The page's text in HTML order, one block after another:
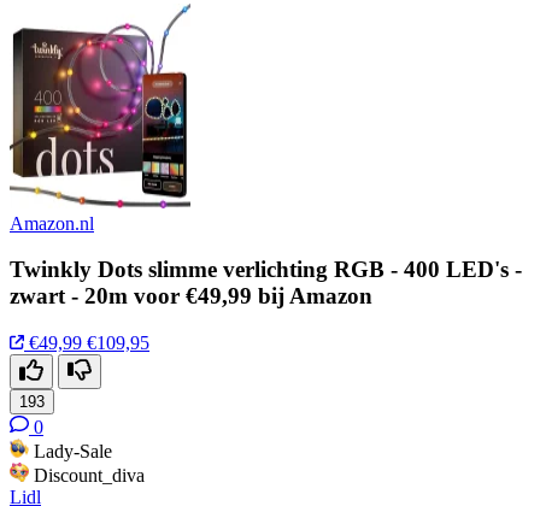
Amazon.nl
Twinkly Dots slimme verlichting RGB - 400 LED's -
zwart - 20m voor €49,99 bij Amazon
€49,99 €109,95
193
0
Lady-Sale
Discount_diva
Lidl